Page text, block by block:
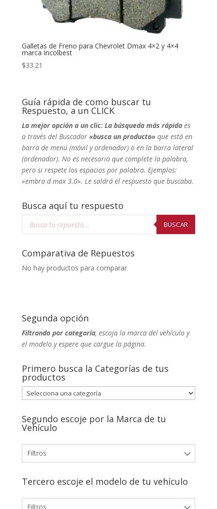
Galletas de Freno para Chevrolet Dmax 4×2 y 4×4
marca Incolbest
$33.21
Guía rápida de como buscar tu
Respuesto, a un CLICK
La mejor opción a un clic: La búsqueda más rápida es
a través del Buscador«busca un producto»que está en
barra de menú (móvil y ordenador) o en la barra lateral
(ordenador). Noes necesario que complete la palabra,
pero si respete los espacios por palabra. Ejemplos:
«embra d max 3.0». Le saldrá el respuesto que buscaba.
Busca aquí tu respuesto
Búsqueda
BUSCAR
Comparativa de Repuestos
No hay productos para comparar
Segunda opción
Filtrando por categoría, escoja la marca del vehículo y
el modelo y espere que cargue la página.
Primero busca la Categorías de tus
productos
Segundo escoje por la Marca de tu
Vehículo
Filtros
Tercero escoje el modelo de tu vehículo
Filtros